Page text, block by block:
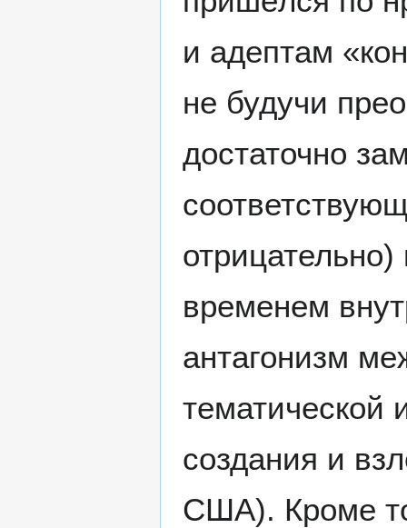
и адептам
не будучи
достаточно
временем
антагонизм
тематической
создания и
США). Кроме